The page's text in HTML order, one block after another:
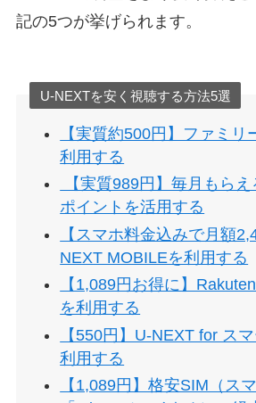
記の5つが挙げられます。
U-NEXTを安く視聴する方法5選
【実質約500円】ファミリ
利用する
【実質989円】毎月もら
ポイントを活用する
【スマホ料金込みで月額
NEXT MOBILEを利用する
【1,089円お得に】
を利用する
【550円】U-NEXT for ス
利用する
【1,089円】格安SIM（ス